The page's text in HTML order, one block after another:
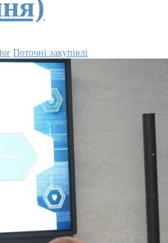
Поточні закупівлі